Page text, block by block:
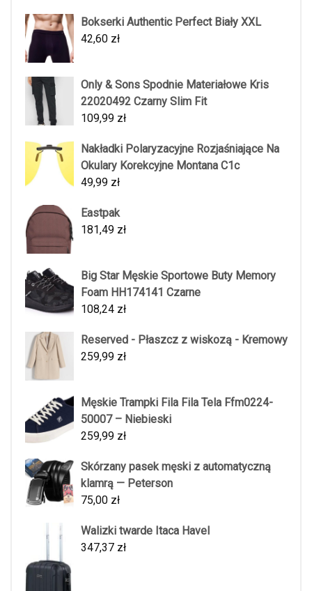
Bokserki Authentic Perfect Biały XXL
42,60 zł
Only & Sons Spodnie Materiałowe Kris
22020492 Czarny Slim Fit
109,99 zł
Nakładki Polaryzacyjne Rozjaśniające Na
Okulary Korekcyjne Montana C1c
49,99 zł
Eastpak
181,49 zł
Big Star Męskie Sportowe Buty Memory
Foam HH174141 Czarne
108,24 zł
Reserved - Płaszcz z wiskozą - Kremowy
259,99 zł
Męskie Trampki Fila Fila Tela Ffm0224-
50007 – Niebieski
259,99 zł
Skórzany pasek męski z automatyczną
klamrą — Peterson
75,00 zł
Walizki twarde Itaca Havel
347,37 zł